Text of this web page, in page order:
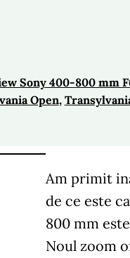
Sony 400-800 mm
Open,
Am primit
de ce este
800 mm
Noul zoom